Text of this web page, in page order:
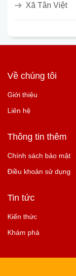
Xã Tân Việt
Về chúng tôi
Giới thiệu
Liên hệ
Thông tin thêm
Chính sách bảo mật
Điều khoản sử dụng
Tin tức
Kiến thức
Khám phá